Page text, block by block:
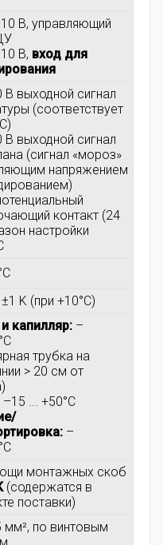
В, управляющий
В, вход для
В выходной сигнал
(соответствует
В выходной сигнал
(сигнал «мороз»
напряжением
контакт (24
настройки
K (при +10°C)
капилляр: –
трубка на
> 20 см от
–15 ... +50°C
–
монтажных скоб
(содержатся в
поставки)
мм², по винтовым